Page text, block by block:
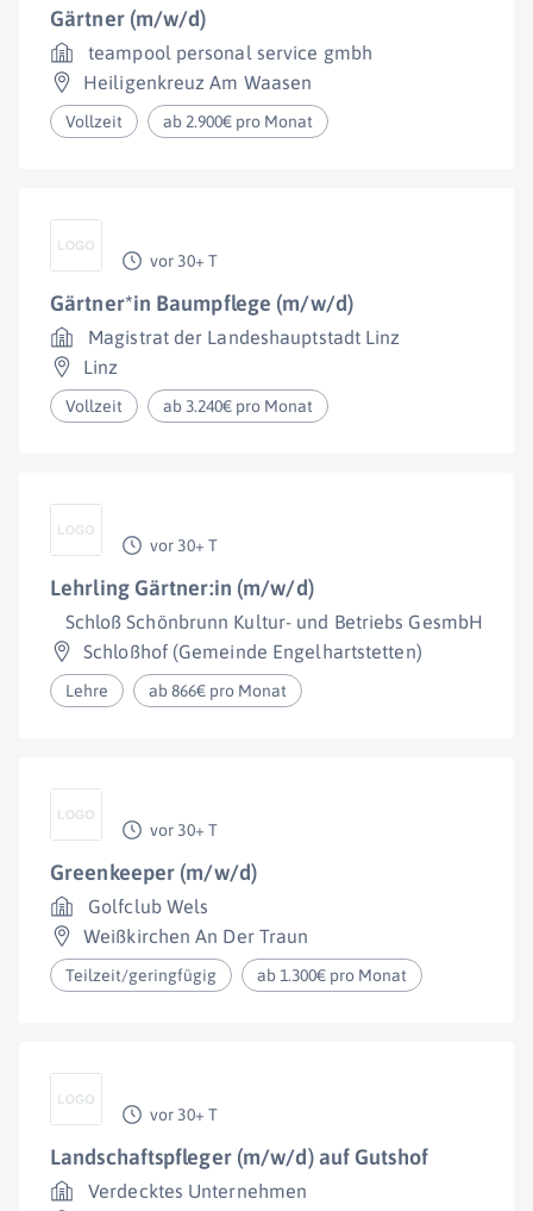
Gärtner (m/w/d)
teampool personal service gmbh
Heiligenkreuz Am Waasen
Vollzeit ab 2.900€ pro Monat
vor 30+ T
Gärtner*in Baumpflege (m/w/d)
Magistrat der Landeshauptstadt Linz
Linz
Vollzeit ab 3.240€ pro Monat
vor 30+ T
Lehrling Gärtner:in (m/w/d)
Schloß Schönbrunn Kultur- und Betriebs GesmbH
Schloßhof (Gemeinde Engelhartstetten)
Lehre ab 866€ pro Monat
vor 30+ T
Greenkeeper (m/w/d)
Golfclub Wels
Weißkirchen An Der Traun
Teilzeit/geringfügig ab 1.300€ pro Monat
vor 30+ T
Landschaftspfleger (m/w/d) auf Gutshof
Verdecktes Unternehmen